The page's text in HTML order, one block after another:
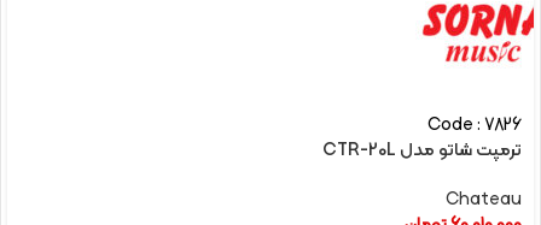
Code : 7826
ترمپت شاتو مدل CTR-20L
Chateau